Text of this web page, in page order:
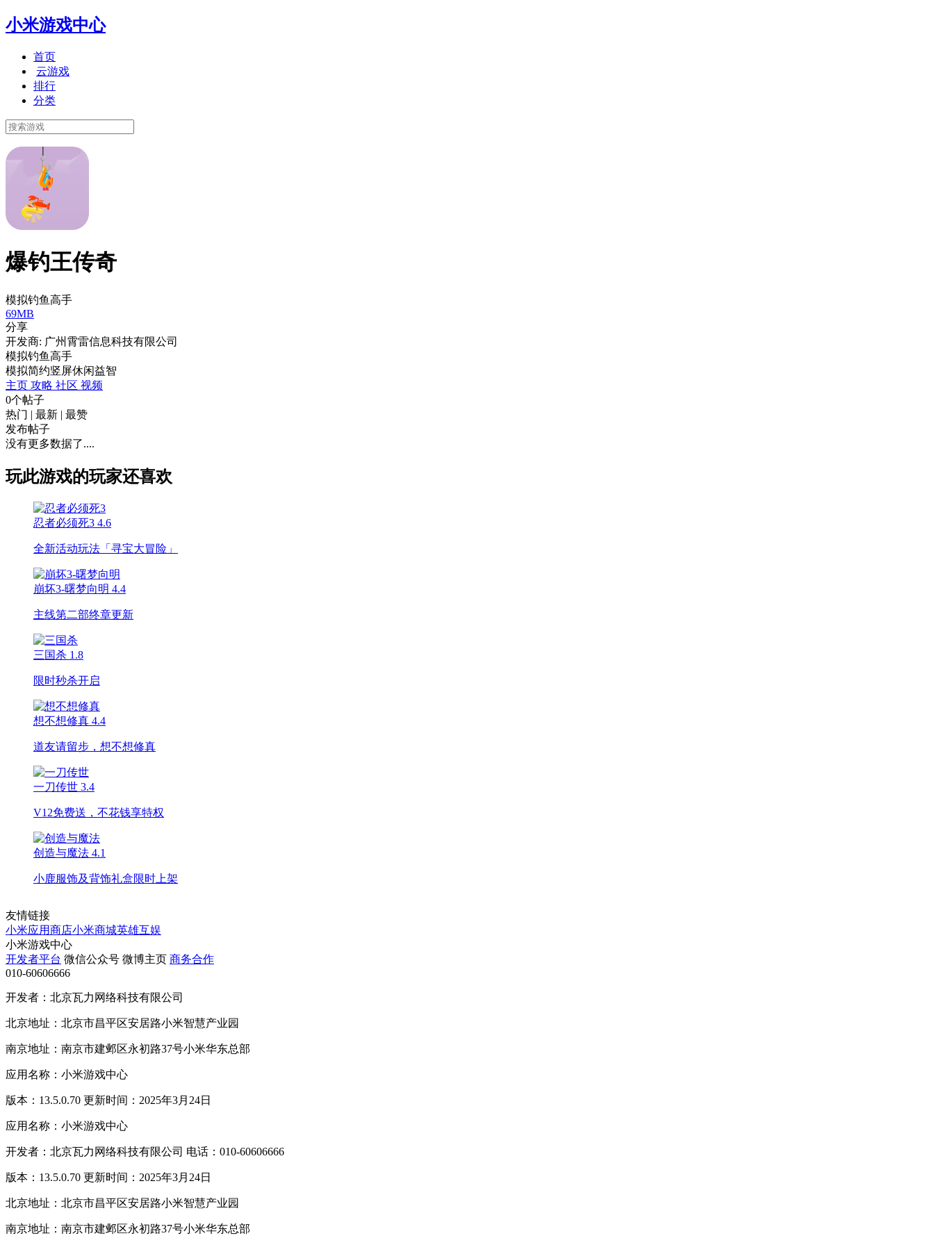
小米游戏中心
首页
云游戏
排行
分类
爆钓王传奇
模拟钓鱼高手
69MB
分享
开发商: 广州霄雷信息科技有限公司
模拟钓鱼高手
模拟简约竖屏休闲益智
主页 攻略 社区 视频
0个帖子
热门 | 最新 | 最赞
发布帖子
没有更多数据了....
玩此游戏的玩家还喜欢
忍者必须死3 4.6
全新活动玩法「寻宝大冒险」
崩坏3-曙梦向明 4.4
主线第二部终章更新
三国杀 1.8
限时秒杀开启
想不想修真 4.4
道友请留步，想不想修真
一刀传世 3.4
V12免费送，不花钱享特权
创造与魔法 4.1
小鹿服饰及背饰礼盒限时上架
友情链接
小米应用商店小米商城英雄互娱
小米游戏中心
开发者平台 微信公众号 微博主页 商务合作
010-60606666
开发者：北京瓦力网络科技有限公司
北京地址：北京市昌平区安居路小米智慧产业园
南京地址：南京市建邺区永初路37号小米华东总部
应用名称：小米游戏中心
版本：13.5.0.70 更新时间：2025年3月24日
应用名称：小米游戏中心
开发者：北京瓦力网络科技有限公司 电话：010-60606666
版本：13.5.0.70 更新时间：2025年3月24日
北京地址：北京市昌平区安居路小米智慧产业园
南京地址：南京市建邺区永初路37号小米华东总部